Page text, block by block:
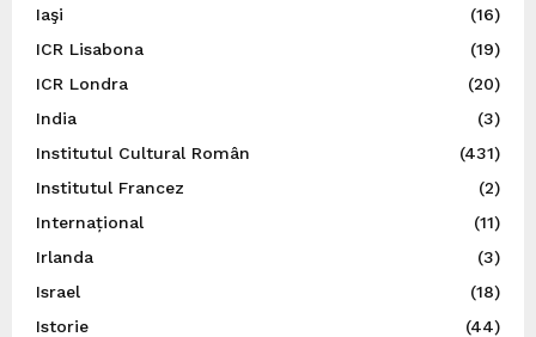
Iaşi
(16)
ICR Lisabona
(19)
ICR Londra
(20)
India
(3)
Institutul Cultural Român
(431)
Institutul Francez
(2)
Internațional
(11)
Irlanda
(3)
Israel
(18)
Istorie
(44)